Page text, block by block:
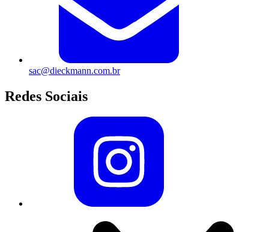
sac@dieckmann.com.br
Redes Sociais